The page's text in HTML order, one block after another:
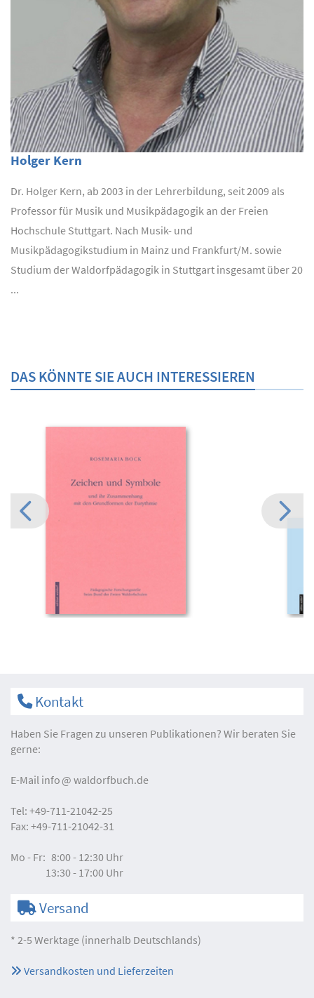
Holger Kern
Dr. Holger Kern, ab 2003 in der Lehrerbildung, seit 2009 als
Professor für Musik und Musikpädagogik an der Freien
Hochschule Stuttgart. Nach Musik- und
Musikpädagogikstudium in Mainz und Frankfurt/M. sowie
Studium der Waldorfpädagogik in Stuttgart insgesamt über 20
...
DAS KÖNNTE SIE AUCH INTERESSIEREN
Kontakt
Haben Sie Fragen zu unseren Publikationen? Wir beraten Sie
gerne:
E-Mail info waldorfbuch.de
Tel: +49-711-21042-25
Fax: +49-711-21042-31
Mo - Fr: 8:00 - 12:30 Uhr
13:30 - 17:00 Uhr
Versand
* 2-5 Werktage (innerhalb Deutschlands)
Versandkosten und Lieferzeiten